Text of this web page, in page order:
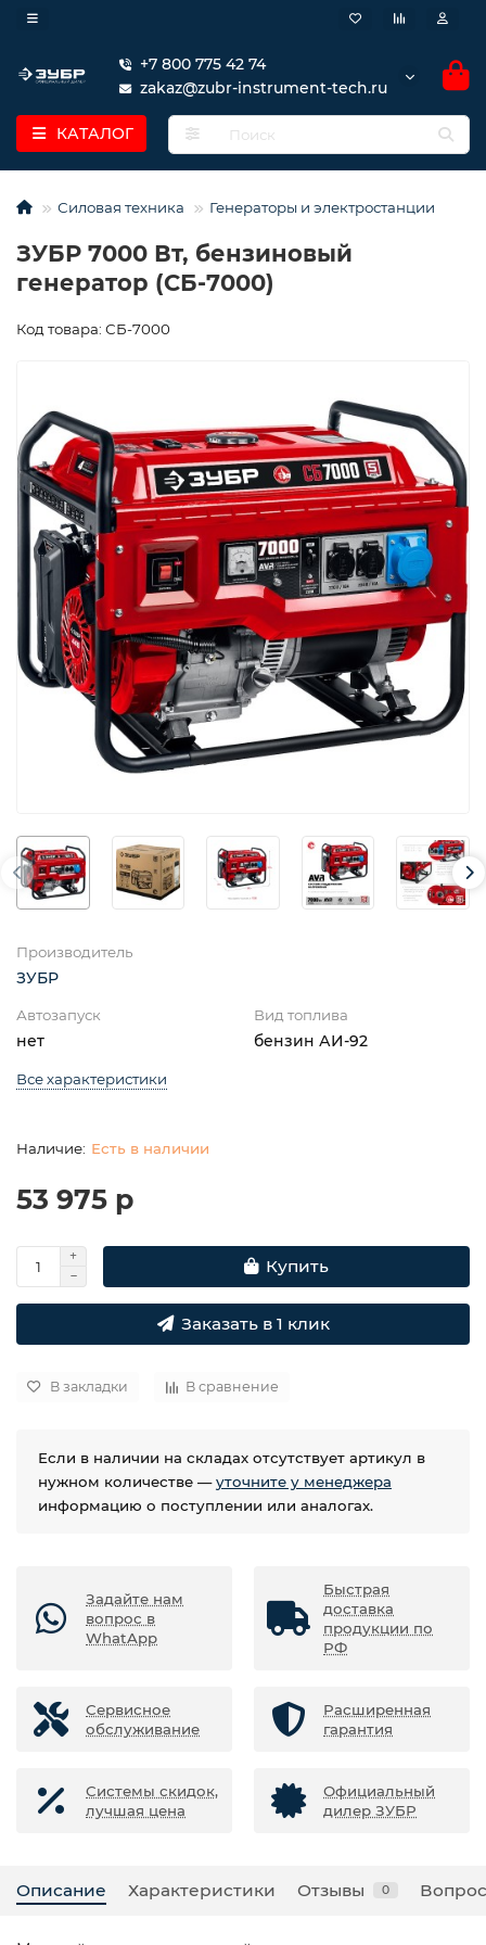
+7 800 775 42 74
zakaz@zubr-instrument-tech.ru
КАТАЛОГ
Силовая техника Генераторы и электростанции
ЗУБР 7000 Вт, бензиновый
генератор (СБ-7000)
Код товара: СБ-7000
Производитель
ЗУБР
Автозапуск
нет
Вид топлива
бензин АИ-92
Все характеристики
Есть в наличии
53 975 р
Купить
Заказать в 1 клик
В закладки В сравнение
Если в наличии на складах отсутствует артикул в
нужном количестве —уточните у менеджера
информацию о поступлении или аналогах.
Задайте нам
вопрос в
WhatApp
Быстрая
доставка
продукции по
РФ
Сервисное
обслуживание
Расширенная
гарантия
Системы скидок,
лучшая цена
Официальный
дилер ЗУБР
Описание Характеристики Отзывы 0